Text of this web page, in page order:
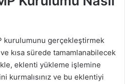
kurulumunu gerçekleştirmek
kısa sürede tamamlanabilecek
eklenti yükleme işlemine
kurmalısınız ve bu eklentiyi